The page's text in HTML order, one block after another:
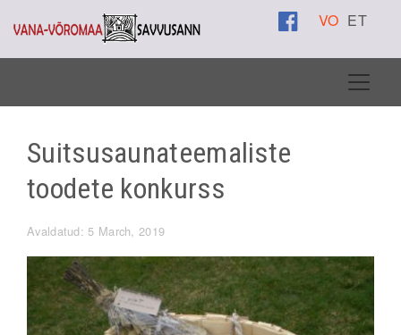
VO ET
Suitsusaunateemaliste
toodete konkurss
Avaldatud: 5 March, 2019